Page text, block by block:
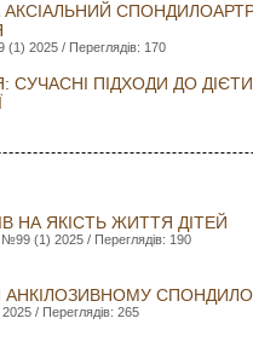
АКСІАЛЬНИЙ
2025 / Переглядів: 170
СУЧАСНІ ПІДХОДИ ДО
НА ЯКІСТЬ ЖИТТЯ ДІТЕЙ
(1) 2025 / Переглядів: 190
АНКІЛОЗИВНОМУ
/ Переглядів: 265